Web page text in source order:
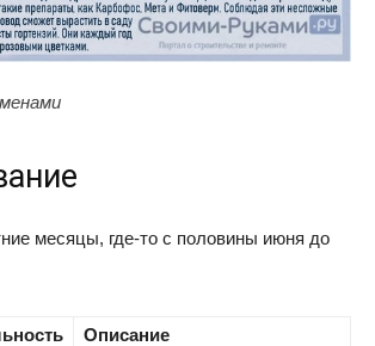
месяцы, где-то с половины июня до
Описание